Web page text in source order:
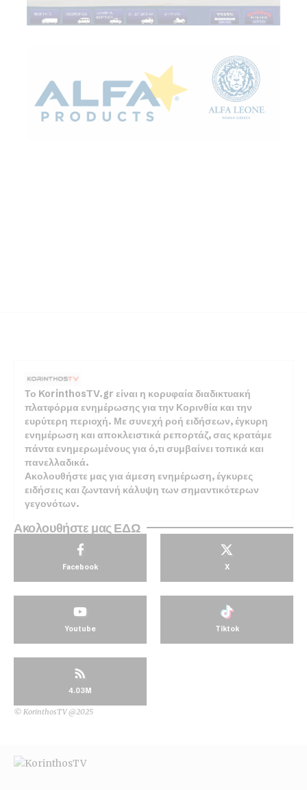
Το KorinthosTV.gr είναι η κορυφαία διαδικτυακή
πλατφόρμα ενημέρωσης για την Κορινθία και την
ευρύτερη περιοχή. Με συνεχή ροή ειδήσεων, έγκυρη
ενημέρωση και αποκλειστικά ρεπορτάζ, σας κρατάμε
πάντα ενημερωμένους για ό,τι συμβαίνει τοπικά και
πανελλαδικά.
Ακολουθήστε μας για άμεση ενημέρωση, έγκυρες
ειδήσεις και ζωντανή κάλυψη των σημαντικότερων
γεγονότων.
Ακολουθήστε μας ΕΔΩ
Facebook X
Youtube Tiktok
4.03M
© KorinthosTV @2025